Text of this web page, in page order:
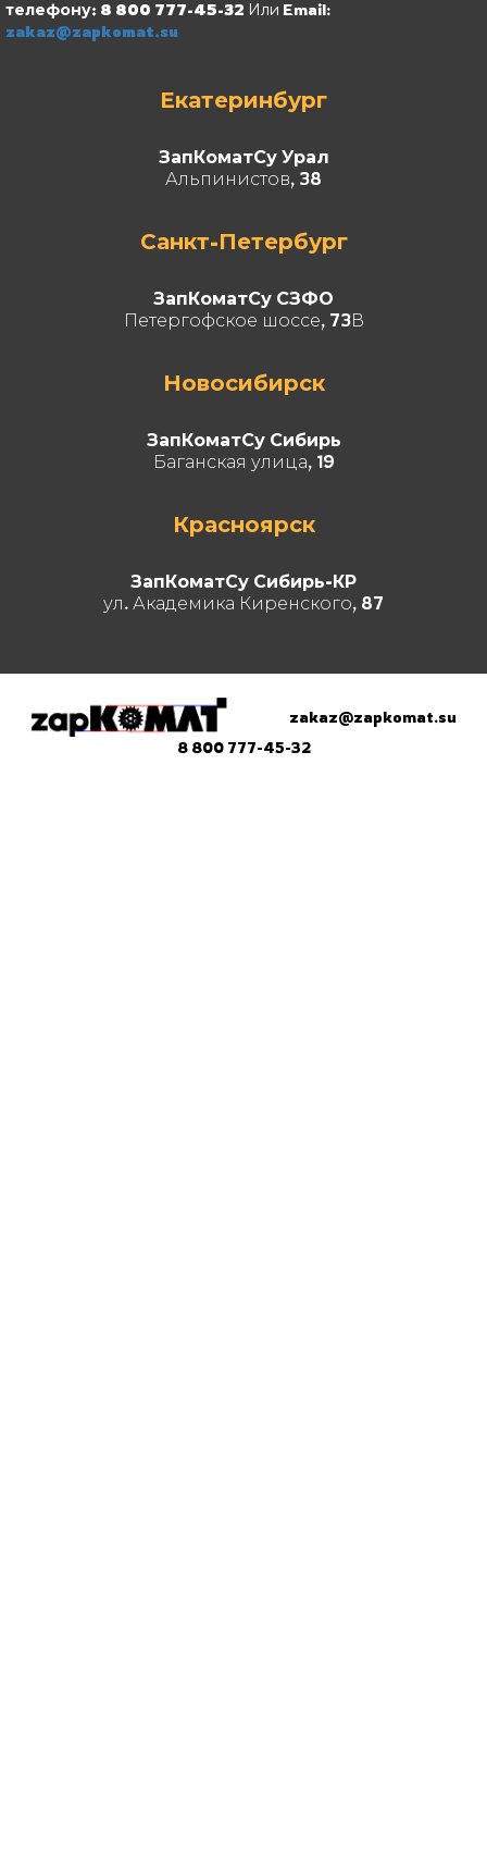
телефону: 8 800 777-45-32 Или Email:
zakaz@zapkomat.su
Екатеринбург
ЗапКоматСу Урал
Альпинистов, 38
Санкт-Петербург
ЗапКоматСу СЗФО
Петергофское шоссе, 73В
Новосибирск
ЗапКоматСу Сибирь
Баганская улица, 19
Красноярск
ЗапКоматСу Сибирь-КР
ул. Академика Киренского, 87
zakaz@zapkomat.su
8 800 777-45-32